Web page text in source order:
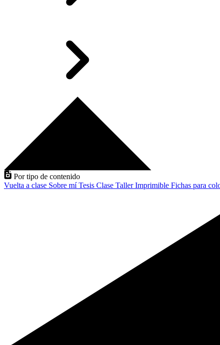
Por tipo de contenido
Vuelta a clase Sobre míTesis Clase TallerImprimible Fichas para